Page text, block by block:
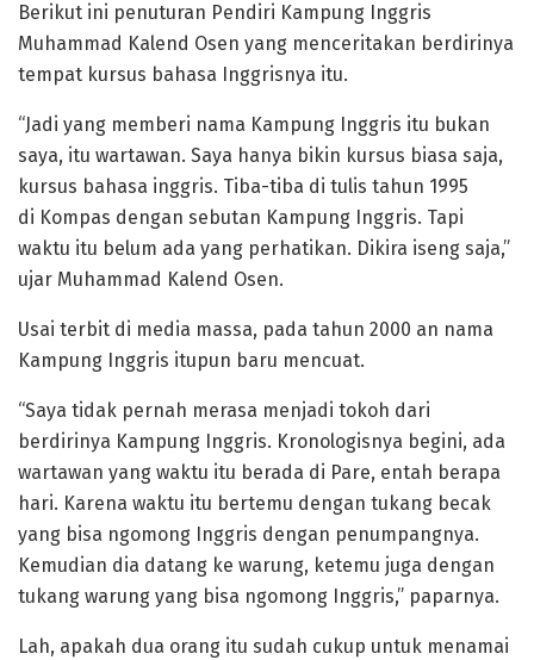
Berikut ini penuturan Pendiri Kampung Inggris
Muhammad Kalend Osen yang menceritakan berdirinya
tempat kursus bahasa Inggrisnya itu.
“Jadi yang memberi nama Kampung Inggris itu bukan
saya, itu wartawan. Saya hanya bikin kursus biasa saja,
kursus bahasa inggris. Tiba-tiba di tulis tahun 1995
di Kompas dengan sebutan Kampung Inggris. Tapi
waktu itu belum ada yang perhatikan. Dikira iseng saja,”
ujar Muhammad Kalend Osen.
Usai terbit di media massa, pada tahun 2000 an nama
Kampung Inggris itupun baru mencuat.
“Saya tidak pernah merasa menjadi tokoh dari
berdirinya Kampung Inggris. Kronologisnya begini, ada
wartawan yang waktu itu berada di Pare, entah berapa
hari. Karena waktu itu bertemu dengan tukang becak
yang bisa ngomong Inggris dengan penumpangnya.
Kemudian dia datang ke warung, ketemu juga dengan
tukang warung yang bisa ngomong Inggris,” paparnya.
Lah, apakah dua orang itu sudah cukup untuk menamai